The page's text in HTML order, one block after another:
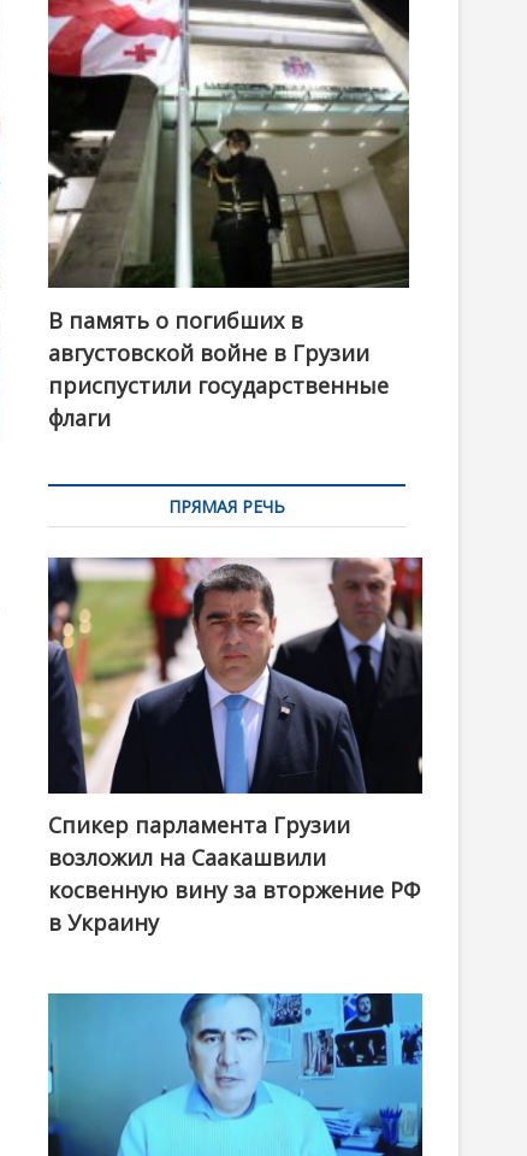
o
n
В память о погибших в
августовской войне в Грузии
приспустили государственные
флаги
ПРЯМАЯ РЕЧЬ
Спикер парламента Грузии
возложил на Саакашвили
косвенную вину за вторжение РФ
в Украину